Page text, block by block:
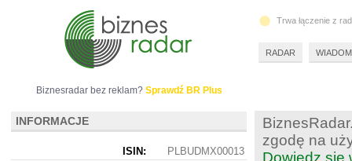
zgodę na
Dowiedz się
Biznesradar bez reklam? Sprawdź BR Plus
INFORMACJE
ISIN:
PLBUDMX00013
Trwa łączenie z
RADAR